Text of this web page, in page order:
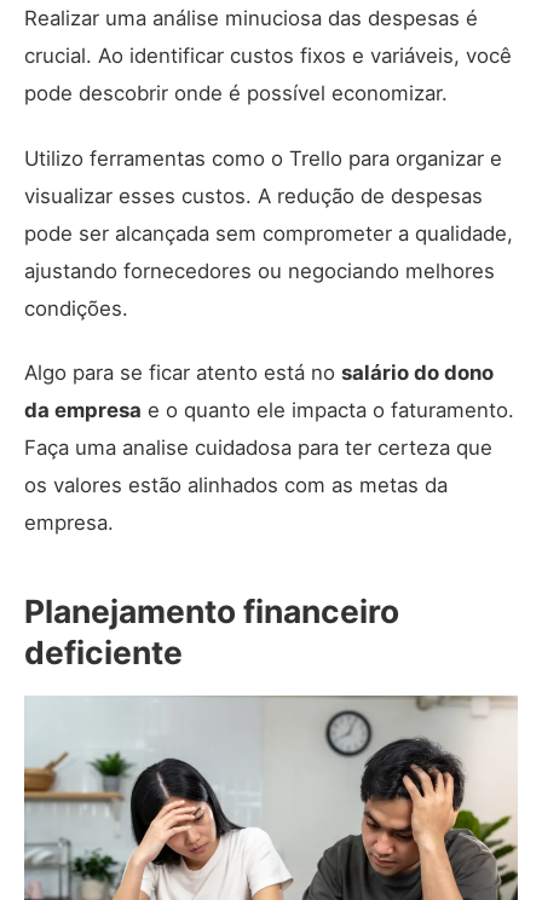
Realizar uma análise minuciosa das despesas é
crucial. Ao identificar custos fixos e variáveis, você
pode descobrir onde é possível economizar.
Utilizo ferramentas como o Trello para organizar e
visualizar esses custos. A redução de despesas
pode ser alcançada sem comprometer a qualidade,
ajustando fornecedores ou negociando melhores
condições.
Algo para se ficar atento está no salário do dono
da empresa e o quanto ele impacta o faturamento.
Faça uma analise cuidadosa para ter certeza que
os valores estão alinhados com as metas da
empresa.
Planejamento financeiro
deficiente